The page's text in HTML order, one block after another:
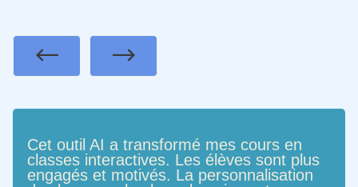
Cet outil AI a transformé mes cours en
classes interactives. Les élèves sont plus
engagés et motivés. La personnalisation
PreviousNext